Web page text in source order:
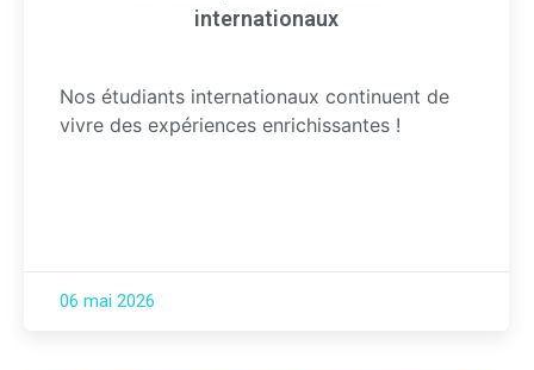
internationaux
Nos étudiants internationaux continuent de
vivre des expériences enrichissantes !
06 mai 2026